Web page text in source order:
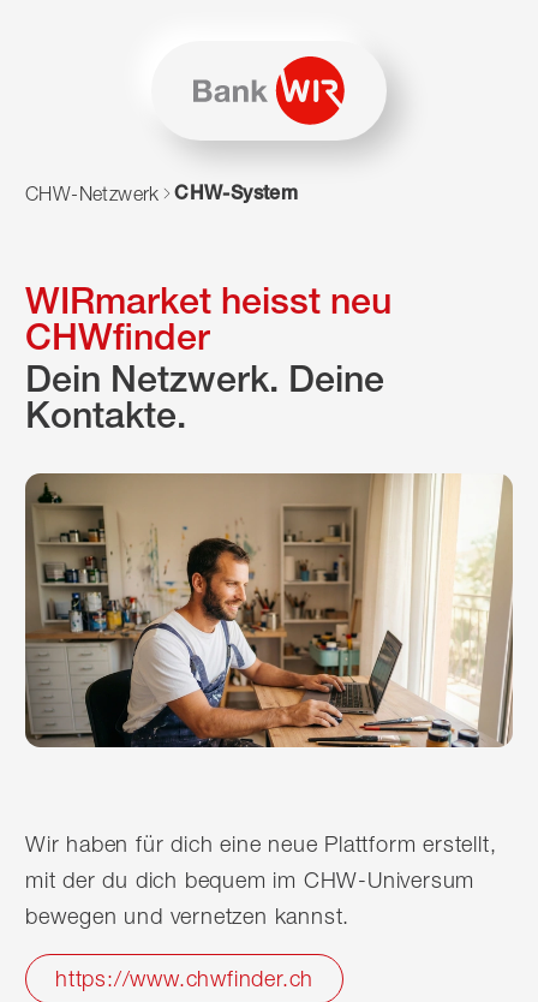
Zum Navigieren dieser Seite wird JavaScript benötigt.
CHW-Netzwerk CHW-System
WIRmarket heisst neu
CHWfinder
Dein Netzwerk. Deine
Kontakte.
Wir haben für dich eine neue Plattform erstellt,
mit der du dich bequem im CHW-Universum
bewegen und vernetzen kannst.
https://www.chwfinder.ch